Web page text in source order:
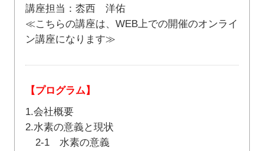
講座担当：枩西 洋佑
≪こちらの講座は、WEB上での開催のオンライ
ン講座になります≫
【プログラム】
1.会社概要
2.水素の意義と現状
2-1 水素の意義